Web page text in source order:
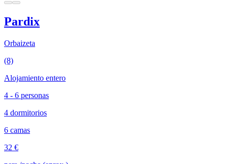
Pardix
Orbaizeta
(8)
Alojamiento entero
4 - 6 personas
4 dormitorios
6 camas
32 €